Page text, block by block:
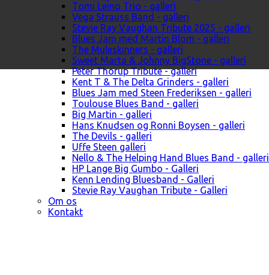
Tomi Leino Trio - galleri
Vega Strauss Band - galleri
Stevie Ray Vaughan Tribute 2025 - galleri
Blues Jam med Martin Blom - galleri
The Muleskinners - galleri
Sweet Marta & Johnny BigStone - galleri
Peter Thorup Tribute - galleri
Kent T & The Delta Grinders - galleri
Blues Jam med Steen Frederiksen - galleri
Toulouse Blues Band - galleri
Big Martin - galleri
Hans Knudsen og Ronni Boysen - galleri
The Devils - galleri
Uffe Steen galleri
Nello & The Helping Hand Blues Band - galleri
HP Lange Big Gumbo - Galleri
Kenn Lending Bluesband - Galleri
Stevie Ray Vaughan Tribute - Galleri
Om os
Kontakt